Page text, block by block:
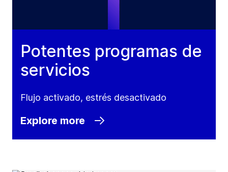
Potentes programas de
servicios
Flujo activado, estrés desactivado
Explore more